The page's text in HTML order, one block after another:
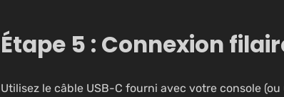
Étape 5 : Connexion
Utilisez le câble USB-C fourni avec votre console